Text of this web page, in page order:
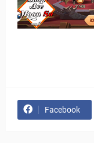
Facebook